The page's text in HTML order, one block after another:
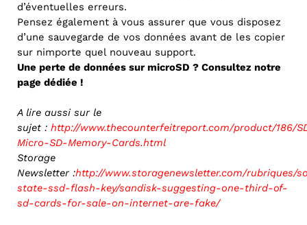
d’éventuelles erreurs.
Pensez également à vous assurer que vous disposez
d’une sauvegarde de vos données avant de les copier
sur nimporte quel nouveau support.
Une perte de données sur microSD ? Consultez notre
page dédiée !
A lire aussi sur le
sujet : http://www.thecounterfeitreport.com/product/186/
Micro-SD-Memory-Cards.html
Storage
Newsletter :http://www.storagenewsletter.com/rubriques/
state-ssd-flash-key/sandisk-suggesting-one-third-of-
sd-cards-for-sale-on-internet-are-fake/